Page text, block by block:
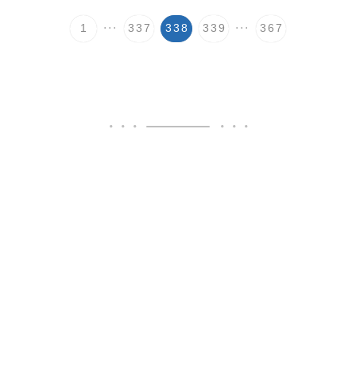
1 ... 337 338 339 ... 367